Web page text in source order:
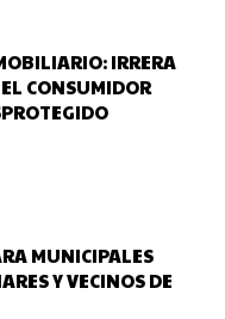
IRRERA
CONSUMIDOR
MUNICIPALES
Y VECINOS DE